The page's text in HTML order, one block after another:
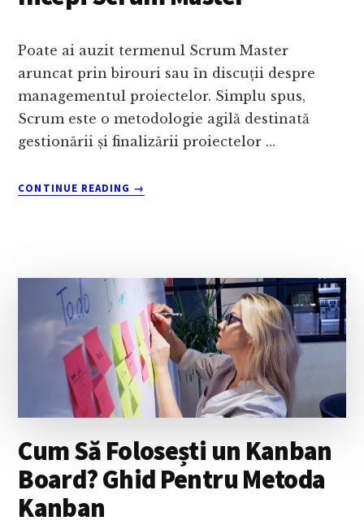
Poate ai auzit termenul Scrum Master
aruncat prin birouri sau în discuții despre
managementul proiectelor. Simplu spus,
Scrum este o metodologie agilă destinată
gestionării și finalizării proiectelor …
CONTINUE READING
ABOUT
CA
SĂ
ÎNCEPI
SCRUM
MASTER
→
Cum Să Folosești un Kanban
Board? Ghid Pentru Metoda
Kanban